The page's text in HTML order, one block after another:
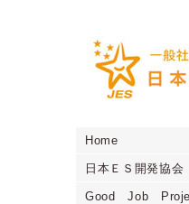
Home
日本ＥＳ開発協会
Good Job